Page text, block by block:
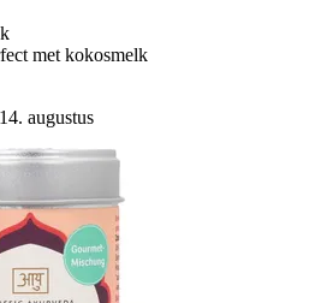
met kokosmelk
augustus